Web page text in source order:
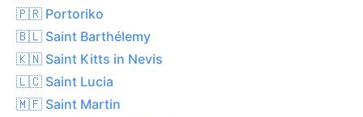
🇵🇷 Portoriko
🇧🇱 Saint Barthélemy
🇰🇳 Saint Kitts in Nevis
🇱🇨 Saint Lucia
🇲🇫 Saint Martin